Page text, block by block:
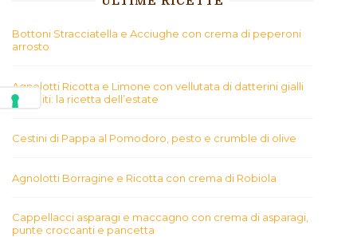
Bottoni Stracciatella e Acciughe con crema di peperoni
arrosto
Agnolotti Ricotta e Limone con vellutata di datterini gialli
arrostiti: la ricetta dell’estate
Cestini di Pappa al Pomodoro, pesto e crumble di olive
Agnolotti Borragine e Ricotta con crema di Robiola
Cappellacci asparagi e maccagno con crema di asparagi,
punte croccanti e pancetta